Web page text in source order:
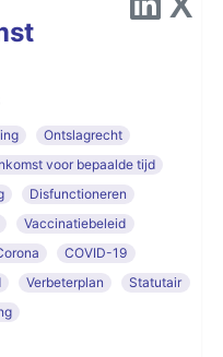
Ontslagrecht
voor bepaalde tijd
Disfunctioneren
Vaccinatiebeleid
COVID-19
Verbeterplan
Statutair